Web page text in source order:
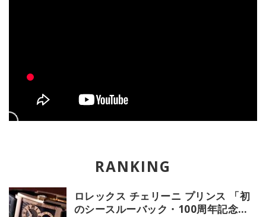
ロレックス チェリーニ プリンス 「初
のシースルーバック・100周年記念モ